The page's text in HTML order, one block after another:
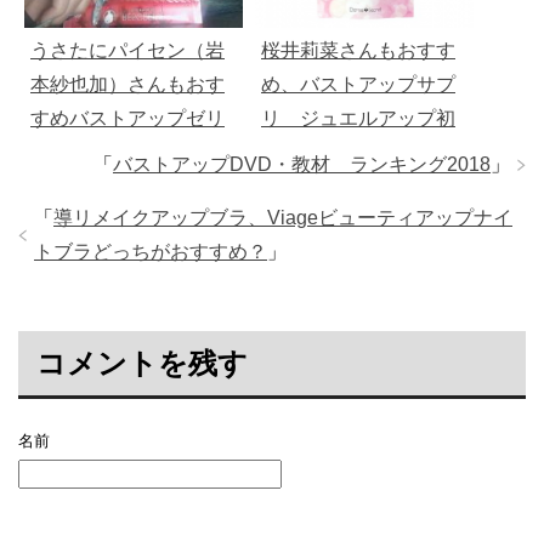
うさたにパイセン（岩
本紗也加）さんもおす
すめバストアップゼリ
ー「リゾレーヌ」
桜井莉菜さんもおすす
め、バストアップサプ
リ ジュエルアップ初
回10円
「 バストアップDVD・教材 ランキング2018 」
「 導リメイクアップブラ、Viageビューティアップナイ
トブラどっちがおすすめ？ 」
コメントを残す
名前